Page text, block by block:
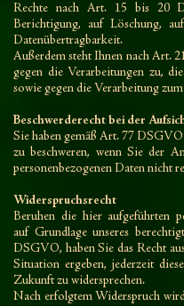
Rechte nach Art. 15 bis 20
Berichtigung, auf Löschung,
Datenübertragbarkeit.
Außerdem steht Ihnen nach Art.
gegen die Verarbeitungen zu,
sowie gegen die Verarbeitung
Beschwerderecht bei der
Sie haben gemäß Art. 77
zu beschweren, wenn Sie der
personenbezogenen Daten nicht
Widerspruchsrecht
Beruhen die hier aufgeführten
auf Grundlage unseres
DSGVO, haben Sie das Recht
Situation ergeben, jederzeit
Zukunft zu widersprechen.
Nach erfolgtem Widerspruch